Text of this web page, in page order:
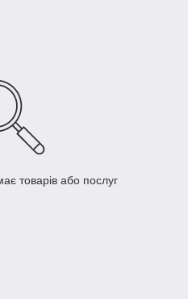
товарів або послуг